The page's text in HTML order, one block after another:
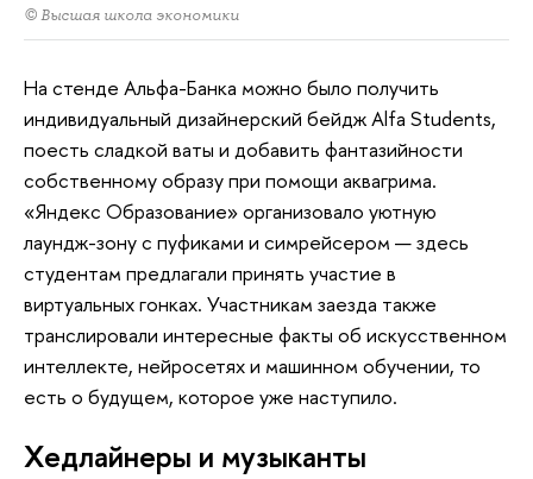
© Высшая школа экономики
На стенде Альфа-Банка можно было получить
индивидуальный дизайнерский бейдж Alfa Students,
поесть сладкой ваты и добавить фантазийности
собственному образу при помощи аквагрима.
«Яндекс Образование» организовало уютную
лаундж-зону с пуфиками и симрейсером — здесь
студентам предлагали принять участие в
виртуальных гонках. Участникам заезда также
транслировали интересные факты об искусственном
интеллекте, нейросетях и машинном обучении, то
есть о будущем, которое уже наступило.
Хедлайнеры и музыканты